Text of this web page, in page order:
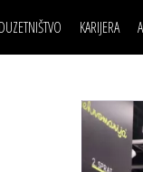
KARIJERA
LJUDI
MOJ
KOMUNIKACIJE
POSAO
MOJ
KNOW-